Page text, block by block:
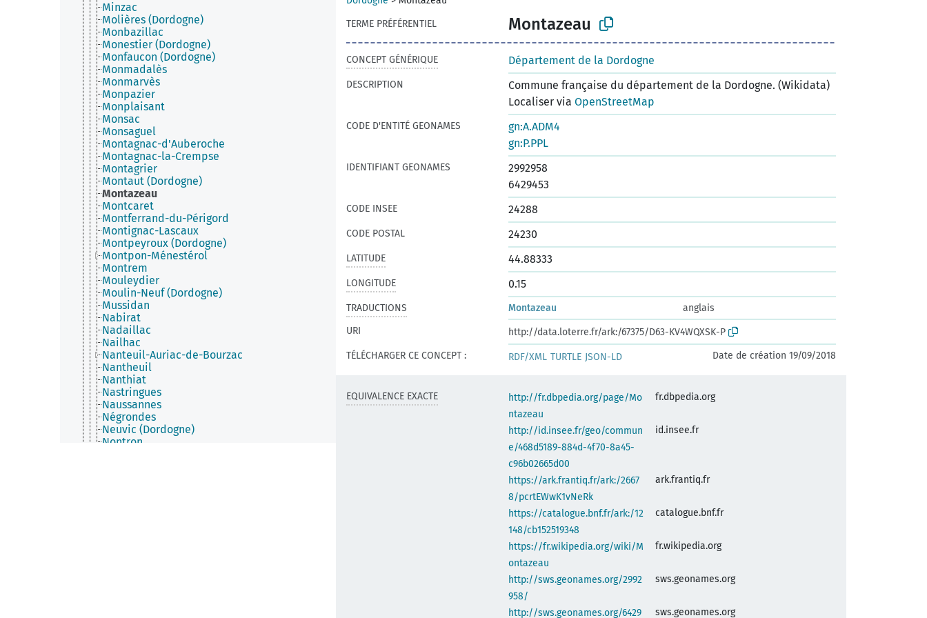
Minzac
Molières (Dordogne)
Monbazillac
Monestier (Dordogne)
Monfaucon (Dordogne)
Monmadalès
Monmarvès
Monpazier
Monplaisant
Monsac
Monsaguel
Montagnac-d'Auberoche
Montagnac-la-Crempse
Montagrier
Montaut (Dordogne)
Montazeau
Montcaret
Montferrand-du-Périgord
Montignac-Lascaux
Montpeyroux (Dordogne)
Montpon-Ménestérol
Montrem
Mouleydier
Moulin-Neuf (Dordogne)
Mussidan
Nabirat
Nadaillac
Nailhac
Nanteuil-Auriac-de-Bourzac
Nantheuil
Nanthiat
Nastringues
Naussannes
Négrondes
Neuvic (Dordogne)
Nontron
TERME PRÉFÉRENTIEL
Montazeau
CONCEPT GÉNÉRIQUE Département de la Dordogne
DESCRIPTION
Commune française du département de la Dordogne. (Wikidata)
Localiser via OpenStreetMap
CODE D'ENTITÉ GEONAMES
gn:A.ADM4
gn:P.PPL
IDENTIFIANT GEONAMES
2992958
6429453
CODE INSEE 24288
CODE POSTAL 24230
LATITUDE 44.88333
LONGITUDE 0.15
TRADUCTIONS Montazeau
anglais
URI
http://data.loterre.fr/ark:/67375/D63-KV4WQXSK-P
TÉLÉCHARGER CE CONCEPT :
RDF/XML TURTLE JSON-LD Date de création 19/09/2018
EQUIVALENCE EXACTE
http://fr.dbpedia.org/page/Mo
ntazeau
fr.dbpedia.org
http://id.insee.fr/geo/commun
e/468d5189-884d-4f70-8a45-
c96b02665d00
id.insee.fr
https://ark.frantiq.fr/ark:/2667
8/pcrtEWwK1vNeRk
ark.frantiq.fr
https://catalogue.bnf.fr/ark:/12
148/cb152519348
catalogue.bnf.fr
https://fr.wikipedia.org/wiki/M
ontazeau
fr.wikipedia.org
http://sws.geonames.org/2992
958/
sws.geonames.org
http://sws.geonames.org/6429 sws.geonames.org